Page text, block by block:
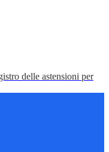
delle astensioni per